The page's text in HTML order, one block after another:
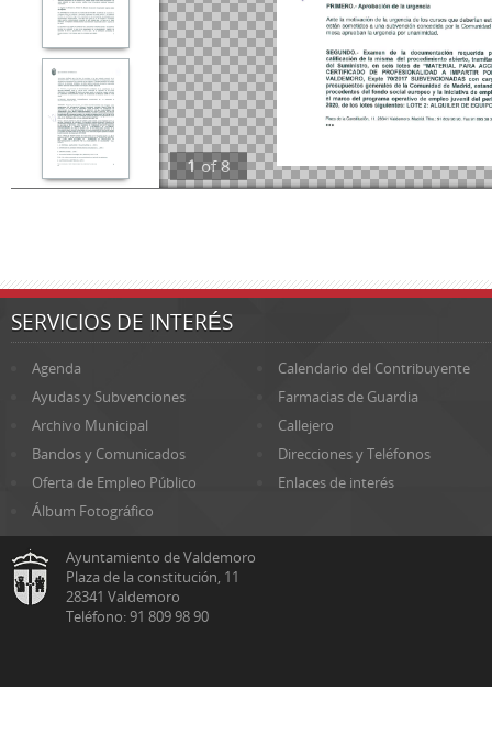
1 of8
SERVICIOS DE INTERÉS
Agenda
Calendario del Contribuyente
Ayudas y Subvenciones
Farmacias de Guardia
Archivo Municipal
Callejero
Bandos y Comunicados
Direcciones y Teléfonos
Oferta de Empleo Público
Enlaces de interés
Álbum Fotográfico
Ayuntamiento de Valdemoro
Plaza de la constitución, 11
28341 Valdemoro
Teléfono: 91 809 98 90